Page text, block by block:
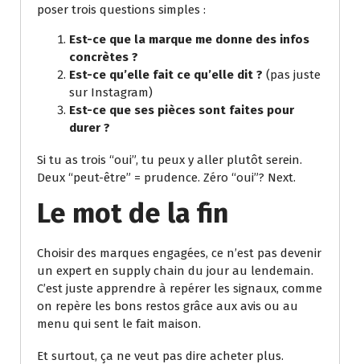
poser trois questions simples :
Est-ce que la marque me donne des infos
concrètes ?
Est-ce qu’elle fait ce qu’elle dit ? (pas juste
sur Instagram)
Est-ce que ses pièces sont faites pour
durer ?
Si tu as trois “oui”, tu peux y aller plutôt serein.
Deux “peut-être” = prudence. Zéro “oui”? Next.
Le mot de la fin
Choisir des marques engagées, ce n’est pas devenir
un expert en supply chain du jour au lendemain.
C’est juste apprendre à repérer les signaux, comme
on repère les bons restos grâce aux avis ou au
menu qui sent le fait maison.
Et surtout, ça ne veut pas dire acheter plus.